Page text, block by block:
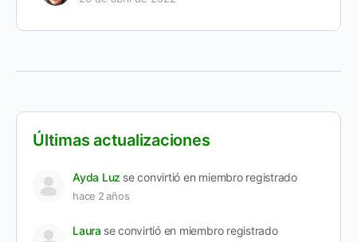
Últimas actualizaciones
Ayda Luz se convirtió en miembro registrado
hace 2 años
Laura se convirtió en miembro registrado